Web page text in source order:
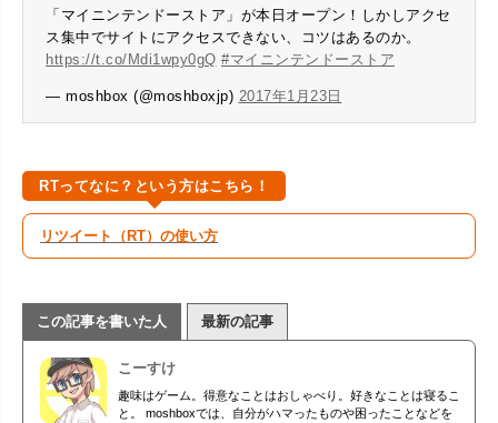
「マイニンテンドーストア」が本日オープン！しかしアクセ
ス集中でサイトにアクセスできない、コツはあるのか。
https://t.co/Mdi1wpy0gQ #マイニンテンドーストア
— moshbox (@moshboxjp) 2017年1月23日
RTってなに？という方はこちら！
リツイート（RT）の使い方
この記事を書いた人 最新の記事
こーすけ
趣味はゲーム。得意なことはおしゃべり。好きなことは寝るこ
と。 moshboxでは、自分がハマったものや困ったことなどを